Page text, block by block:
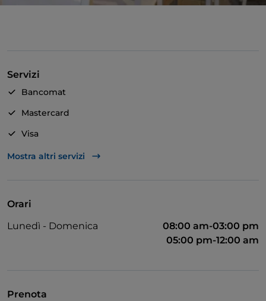
Servizi
Bancomat
Mastercard
Visa
Accesso disabili
Mostra altri servizi
Orari
Lunedì - Domenica
08:00 am-03:00 pm
05:00 pm-12:00 am
Prenota